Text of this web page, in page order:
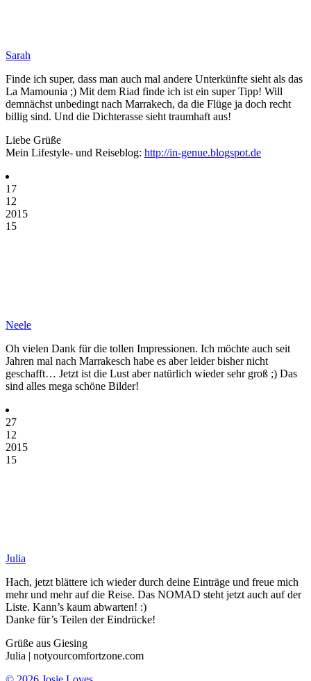
Sarah
Finde ich super, dass man auch mal andere Unterkünfte sieht als das
La Mamounia ;) Mit dem Riad finde ich ist ein super Tipp! Will
demnächst unbedingt nach Marrakech, da die Flüge ja doch recht
billig sind. Und die Dichterasse sieht traumhaft aus!
Liebe Grüße
Mein Lifestyle- und Reiseblog: http://in-genue.blogspot.de
17
12
2015
15
Neele
Oh vielen Dank für die tollen Impressionen. Ich möchte auch seit
Jahren mal nach Marrakesch habe es aber leider bisher nicht
geschafft… Jetzt ist die Lust aber natürlich wieder sehr groß ;) Das
sind alles mega schöne Bilder!
27
12
2015
15
Julia
Hach, jetzt blättere ich wieder durch deine Einträge und freue mich
mehr und mehr auf die Reise. Das NOMAD steht jetzt auch auf der
Liste. Kann’s kaum abwarten! :)
Danke für’s Teilen der Eindrücke!
Grüße aus Giesing
Julia | notyourcomfortzone.com